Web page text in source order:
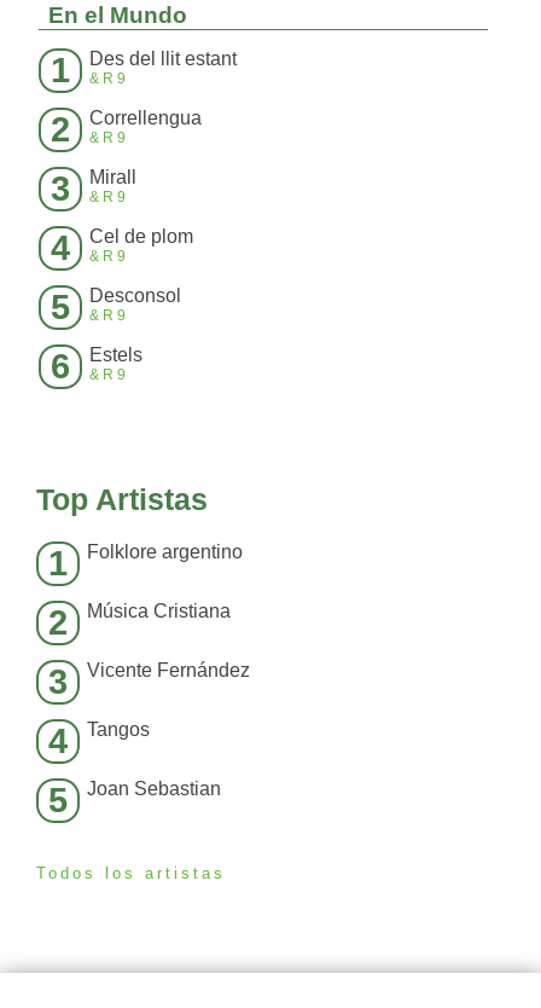
En el Mundo
1 Des del llit estant
&R9
2 Correllengua
&R9
3 Mirall
&R9
4 Cel de plom
&R9
5 Desconsol
&R9
6 Estels
&R9
Top Artistas
1 Folklore argentino
2 Música Cristiana
3 Vicente Fernández
4 Tangos
5 Joan Sebastian
Todos los artistas